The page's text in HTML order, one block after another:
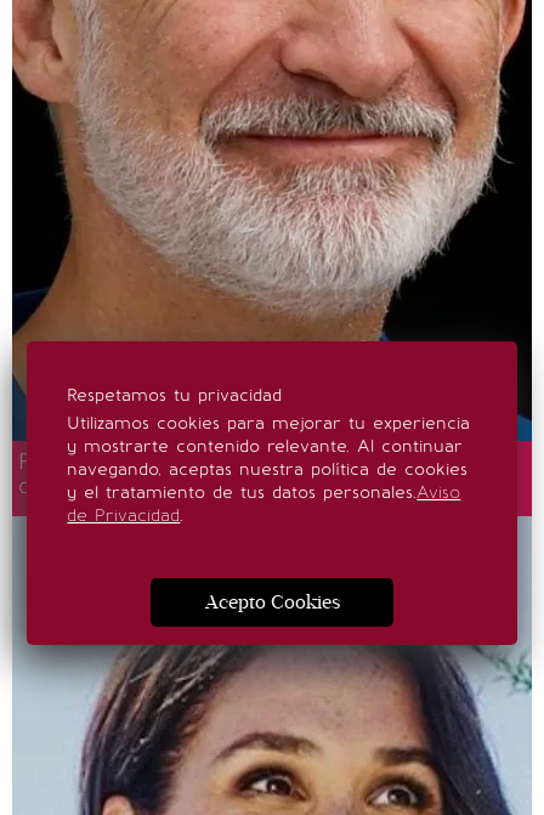
Felipe VI: La verdad detrás del video viral
donde lo llaman "el rey más guapo"
Respetamos tu privacidad
Utilizamos cookies para mejorar tu experiencia
y mostrarte contenido relevante. Al continuar
navegando, aceptas nuestra política de cookies
y el tratamiento de tus datos personales.Aviso
de Privacidad.
Acepto Cookies